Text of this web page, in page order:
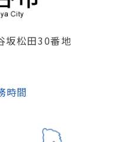
坂松田30番地
時間